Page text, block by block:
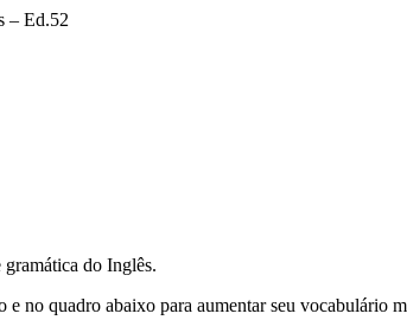
do Inglês.
no quadro abaixo para aumentar seu vocabulário